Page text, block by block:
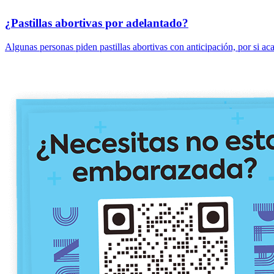
¿Pastillas abortivas por adelantado?
Algunas personas piden pastillas abortivas con anticipación, por si